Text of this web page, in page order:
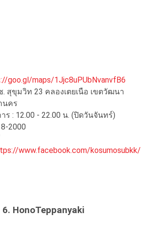
goo.gl/maps/1Jjc8uPUbNvanvfB6
. สุขุมวิท 23 คลองเตยเนือ เขตวัฒนา
นคร
ร : 12.00 - 22.00 น. (ปิดวันจันทร์)
2000
www.facebook.com/kosumosubkk/
6. HonoTeppanyaki